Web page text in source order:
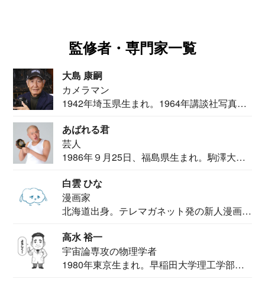
監修者・専門家一覧
大島 康嗣
カメラマン
1942年埼玉県生まれ。1964年講談社写真部
あばれる君
芸人
1986年９月25日、福島県生まれ。駒澤大学
白雲 ひな
漫画家
北海道出身。テレマガネット発の新人漫画
高水 裕一
宇宙論専攻の物理学者
1980年東京生まれ。早稲田大学理工学部物